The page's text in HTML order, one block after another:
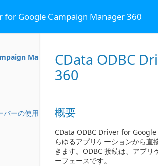
for Google Campaign Manager 360
Manager 360
バーの使用
CData ODBC
360
概要
CData ODBC Driver for
らゆるアプリケーションから
きます。ODBC 接続は、アプ
ーフェースです。